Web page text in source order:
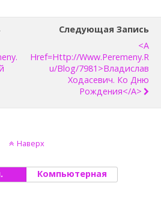
Следующая Запись
<a
Href=http://www.peremeny.r
U/blog/7981>Владислав
Ходасевич. Ко Дню
Рождения</a>
Наверх
Компьютерная